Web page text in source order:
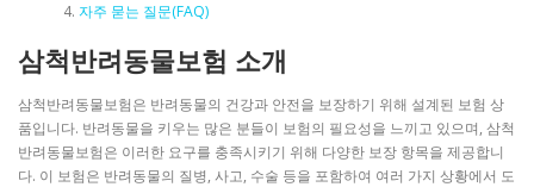
자주 묻는 질문(FAQ)
삼척반려동물보험 소개
삼척반려동물보험은 반려동물의 건강과 안전을 보장하기 위해 설계된 보험 상
품입니다. 반려동물을 키우는 많은 분들이 보험의 필요성을 느끼고 있으며, 삼척
반려동물보험은 이러한 요구를 충족시키기 위해 다양한 보장 항목을 제공합니
다. 이 보험은 반려동물의 질병, 사고, 수술 등을 포함하여 여러 가지 상황에서 도